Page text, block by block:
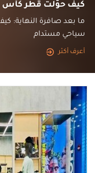
كيف حوّلت قطر كأس
ما بعد صافرة النهاية:
سياحي مستدام
أعرف أكثر